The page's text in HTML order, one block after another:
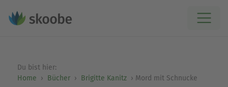
Du bist hier:
Home
Bücher Brigitte Kanitz Mord mit Schnucke